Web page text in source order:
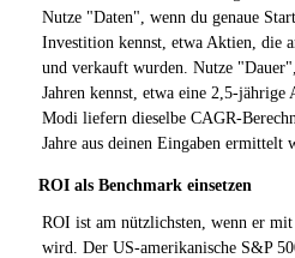
Nutze "Daten", wenn du genaue
Investition kennst, etwa Aktien, die
und verkauft wurden. Nutze
Jahren kennst, etwa eine 2,5-jährige
Modi liefern dieselbe CAGR-
Jahre aus deinen Eingaben ermittelt
ROI als Benchmark einsetzen
ROI ist am nützlichsten, wenn er
wird. Der US-amerikanische S&P